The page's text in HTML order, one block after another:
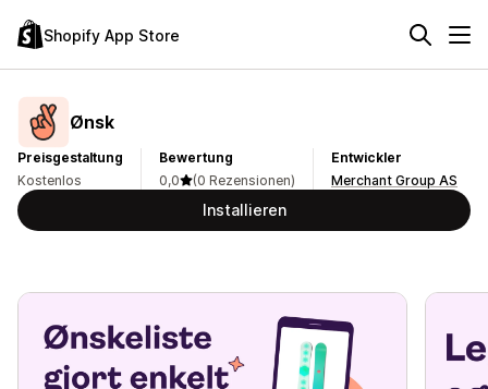
Shopify App Store
Ønsk
Preisgestaltung
Kostenlos
Bewertung
0,0
(0 Rezensionen)
Entwickler
Merchant Group AS
Installieren